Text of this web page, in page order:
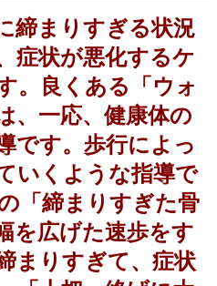
締まりすぎる状況
症状が悪化するケ
。良くある「ウォ
、一応、健康体の
です。歩行によっ
いくような指導で
「締まりすぎた骨
を広げた速歩をす
まりすぎて、症状